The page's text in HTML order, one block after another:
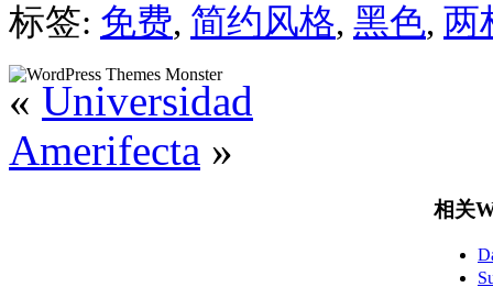
标签: 免费, 简约风格, 黑色, 两
« Universidad
Amerifecta »
相关